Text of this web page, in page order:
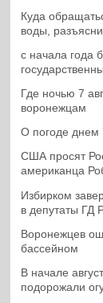
Куда
воды,
с начала года
Где ночью 7
воронежцам
О погоде днем
США просят
американца
Избирком
в депутаты ГД
Воронежцев
бассейном
В начале
подорожали